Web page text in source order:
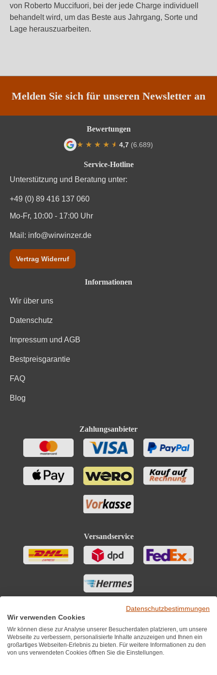
von Roberto Muccifuori, bei der jede Charge individuell
behandelt wird, um das Beste aus Jahrgang, Sorte und
Lage herauszuarbeiten.
Melden Sie sich für unseren Newsletter an
Service-Hotline
Unterstützung und Beratung unter:
+49 (0) 89 416 137 060
Mo-Fr, 10:00 - 17:00 Uhr
Mail: info@wirwinzer.de
Vertrag Widerruf
Informationen
Wir über uns
Datenschutz
Impressum und AGB
Bestpreisgarantie
FAQ
Blog
Zahlungsanbieter
Versandservice
Bewertungen
★ ★ ★ ★ ★
★ 4,7 (6.689)
Datenschutzbestimmungen
Wir verwenden Cookies
Wir können diese zur Analyse unserer Besucherdaten platzieren, um unsere
Webseite zu verbessern, personalisierte Inhalte anzuzeigen und Ihnen ein
großartiges Webseiten-Erlebnis zu bieten. Für weitere Informationen zu den
von uns verwendeten Cookies öffnen Sie die Einstellungen.